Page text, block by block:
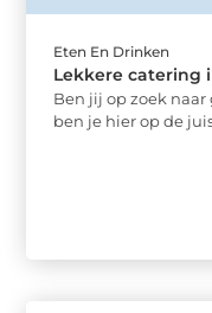
Eten En Drinken
Lekkere catering
Ben jij op zoek
ben je hier op de